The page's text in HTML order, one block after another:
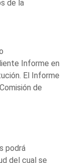
de la
Informe en
El Informe
de
podrá
del cual se